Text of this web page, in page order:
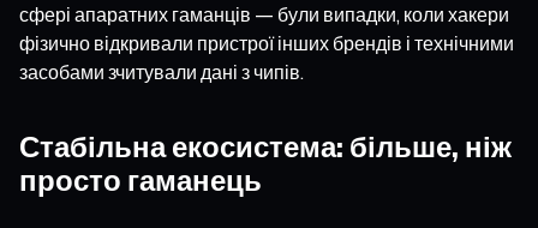
сфері апаратних гаманців — були випадки, коли хакери
фізично відкривали пристрої інших брендів і технічними
засобами зчитували дані з чипів.
Стабільна екосистема: більше, ніж
просто гаманець